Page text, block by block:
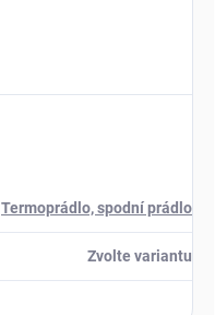
Termoprádlo, spodní prádlo
Zvolte variantu